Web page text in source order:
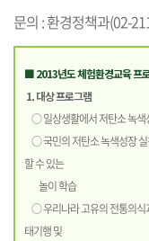
문의 : 환경정책과(02-
■ 2013년도 체험환경교육 프
1. 대상 프로그램
○ 일상생활에서 저탄소 녹색
○ 국민의 저탄소 녹색성장
할 수 있는
놀이 학습
○ 우리나라 고유의 전통의식
태기행 및